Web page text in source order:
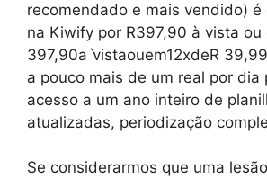
recomendado e mais vendido) é
na Kiwify por R397,90 à vista ou
397,90aˋvistaouem12xdeR
a pouco mais de um real por dia
acesso a um ano inteiro de
atualizadas, periodização
Se considerarmos que uma